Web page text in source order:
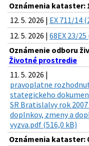
Oznámenia kataster:
12. 5. 2026 | EX 711/14
12. 5. 2026 | 68EX 23/25
Oznámenie odboru
Životné prostredie
11. 5. 2026 |
pravoplatne
stategickeho
SR Bratislalvy rok
doplnkov, zmeny a
vyzva.pdf (516,0 kB)
Oznámenia kataster: